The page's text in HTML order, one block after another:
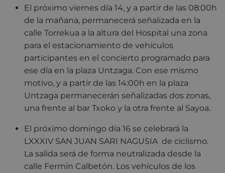
El próximo viernes día 14, y a partir de las 08:00h
de la mañana, permanecerá señalizada en la
calle Torrekua a la altura del Hospital una zona
para el estacionamiento de vehículos
participantes en el concierto programado para
ese día en la plaza Untzaga. Con ese mismo
motivo, y a partir de las 14:00h en la plaza
Untzaga permanecerán señalizadas dos zonas,
una frente al bar Txoko y la otra frente al Sayoa.
El próximo domingo día 16 se celebrará la
LXXXIV SAN JUAN SARI NAGUSIA de ciclismo.
La salida será de forma neutralizada desde la
calle Fermín Calbetón. Los vehículos de los